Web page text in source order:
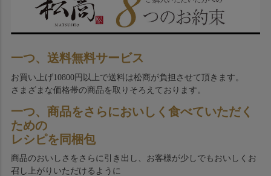
一つ、送料無料サービス
お買い上げ10800円以上で送料は松商が負担させて頂きます。
さまざまな価格帯の商品を取りそろえております。
一つ、商品をさらにおいしく食べていただく
ための
レシピを同梱包
商品のおいしさをさらに引き出し、お客様が少しでもおいしくお
召し上がりいただけるように